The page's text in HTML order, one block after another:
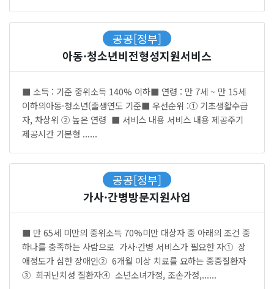
공공[정부]
아동·청소년비전형성지원서비스
■ 소득 : 기준 중위소득 140% 이하■ 연령 : 만 7세 ~ 만 15세
이하의아동·청소년(출생연도 기준■ 우선순위 :① 기초생활수급
자, 차상위 ② 높은 연령 ■ 서비스 내용 서비스 내용 제공주기
제공시간 기본형 ......
공공[정부]
가사·간병방문지원사업
■ 만 65세 미만의 중위소득 70%미만 대상자 중 아래의 조건 중
하나를 충족하는 사람으로 가사·간병 서비스가 필요한 자① 장
애정도가 심한 장애인② 6개월 이상 치료를 요하는 중증질환자
③ 희귀난치성 질환자④ 소년소녀가정, 조손가정,......